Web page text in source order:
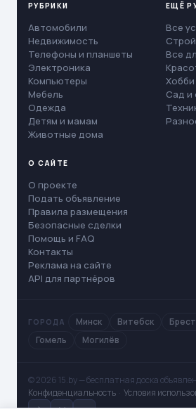
РУБРИКИ
Автомобили
Недвижимость
Телефоны и планшеты
Электроника
Компьютеры
Мебель
Одежда
Детям и мамам
Животные дома
ЕЩЁ
Все
Все
Сад и
О САЙТЕ
О проекте
Подать объявление
Правила размещения
Безопасные сделки
Помощь и FAQ
Контакты
Реклама на сайте
API для партнёров
ГОРОДА Минск Витебск Брест
Гомель
Могилёв
© 2026 15.by — бесплатная доска
Конфиденциальность · Условия
✈ V ◻